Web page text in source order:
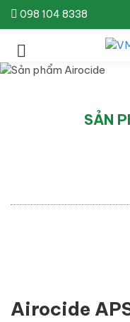
098 104 8338
SẢN
Airocide